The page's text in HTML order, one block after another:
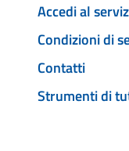
Accedi al
Condizioni di
Contatti
Strumenti di